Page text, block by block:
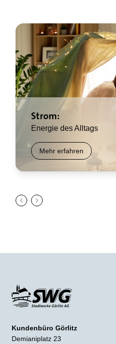
Strom:
Energie des Alltags
Mehr erfahren
Kundenbüro Görlitz
Demianiplatz 23